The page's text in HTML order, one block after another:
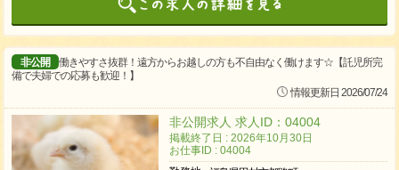
非公開
働きやすさ抜群！遠方からお越しの方も不自由なく働けます☆【託児所完
備で夫婦での応募も歓迎！】
情報更新日 2026/07/24
非公開求人 求人ID：04004
掲載終了日 : 2026年10月30日
お仕事ID : 04004